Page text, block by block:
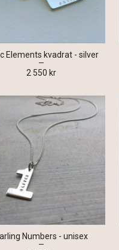
Elements kvadrat - silver
2 550 kr
Numbers - unisex